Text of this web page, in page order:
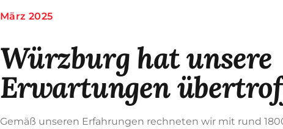
März 2025
Würzburg hat unsere
Erwartungen
Gemäß unseren Erfahrungen rechneten wir mit rund